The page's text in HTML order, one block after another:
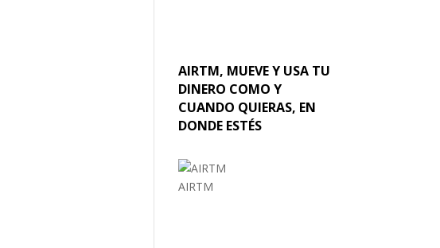
AIRTM, MUEVE Y USA TU
DINERO COMO Y
CUANDO QUIERAS, EN
DONDE ESTÉS
AIRTM